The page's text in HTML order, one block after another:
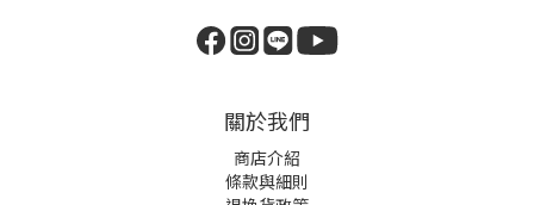
關於我們
商店介紹
條款與細則